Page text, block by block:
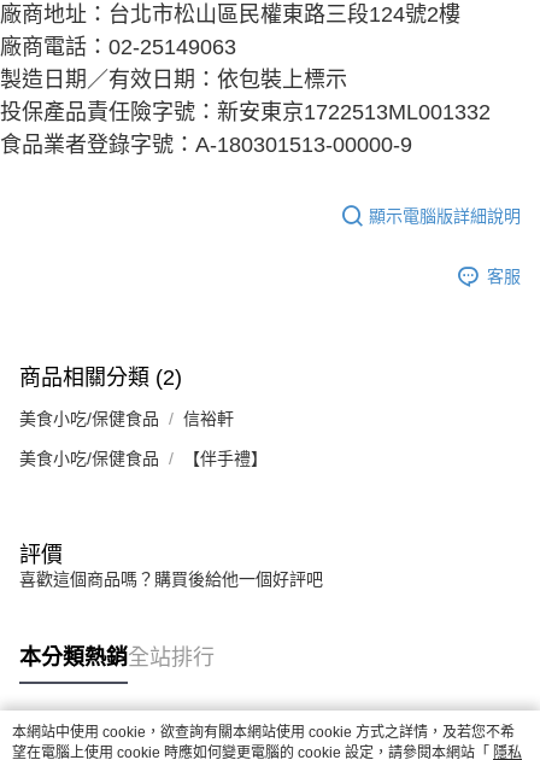
廠商地址：台北市松山區民權東路三段124號2樓
廠商電話：02-25149063
製造日期／有效日期：依包裝上標示
投保產品責任險字號：新安東京1722513ML001332
食品業者登錄字號：A-180301513-00000-9
顯示電腦版詳細說明
客服
商品相關分類 (2)
美食小吃/保健食品 信裕軒
美食小吃/保健食品 【伴手禮】
評價
喜歡這個商品嗎？購買後給他一個好評吧
本分類熱銷全站排行
熱門標籤
本網站中使用 cookie，欲查詢有關本網站使用 cookie 方式之詳情，及若您不希
望在電腦上使用 cookie 時應如何變更電腦的 cookie 設定，請參閱本網站「 隱私